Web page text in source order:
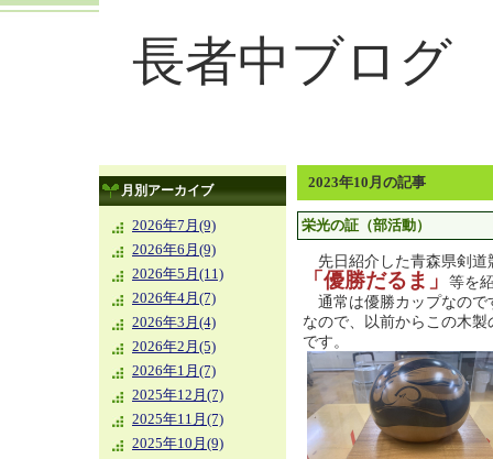
長者中ブログ
月別アーカイブ
2026年7月(9)
2026年6月(9)
2026年5月(11)
2026年4月(7)
2026年3月(4)
2026年2月(5)
2026年1月(7)
2025年12月(7)
2025年11月(7)
2025年10月(9)
2023年10月の記事
栄光の証（部活動）
先日紹介した青森県剣道
「優勝だるま」
等を
通常は優勝カップなので
なので、以前からこの木
です。